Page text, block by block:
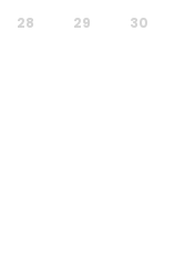
28 29 30